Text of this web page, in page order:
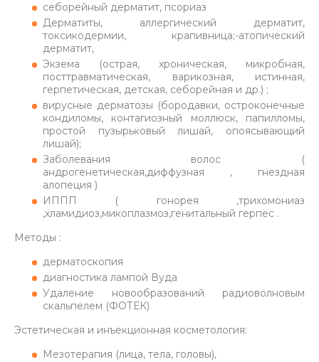
себорейный дерматит, псориаз
Дерматиты, аллергический дерматит,
токсикодермии, крапивница;-атопический
дерматит,
Экзема (острая, хроническая, микробная,
посттравматическая, варикозная, истинная,
герпетическая, детская, себорейная и др.) ;
вирусные дерматозы (бородавки, остроконечные
кондиломы, контагиозный моллюск, папилломы,
простой пузырьковый лишай, опоясывающий
лишай);
Заболевания волос (
андрогенетическая,диффузная , гнездная
алопеция )
ИППП ( гонорея ,трихомониаз
,хламидиоз,микоплазмоз,генитальный герпес .
Методы :
дерматоскопия
диагностика лампой Вуда
Удаление новообразований радиоволновым
скальпелем (ФОТЕК)
Эстетическая и инъекционная косметология:
Мезотерапия (лица, тела, головы),